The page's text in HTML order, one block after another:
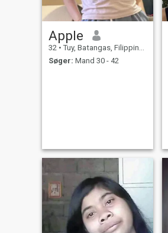
Apple
32 • Tuy, Batangas, Filippinerne
Søger: Mand 30 - 42